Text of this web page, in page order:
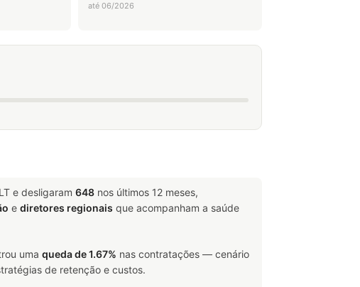
até 06/2026
e desligaram 648 nos últimos 12 meses,
e diretores regionais que acompanham a saúde
uma queda de 1.67% nas contratações — cenário
de retenção e custos.